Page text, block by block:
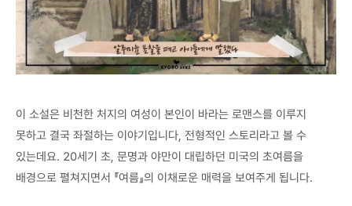
이 소설은 비천한 처지의 여성이 본인이 바라는 로맨스를 이루지
못하고 결국 좌절하는 이야기입니다, 전형적인 스토리라고 볼 수
있는데요. 20세기 초, 문명과 야만이 대립하던 미국의 초여름을
배경으로 펼쳐지면서 『여름』의 이채로운 매력을 보여주게 됩니다.